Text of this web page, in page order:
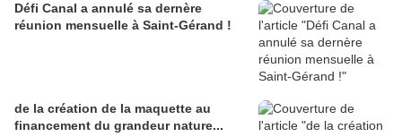
Défi Canal a annulé sa dernère
réunion mensuelle à Saint-Gérand !
de la création de la maquette au
financement du grandeur nature...